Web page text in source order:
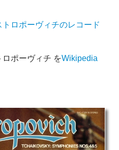
ロポーヴィチのレコード
ロポーヴィチ をWikipedia